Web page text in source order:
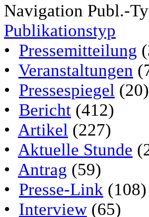
Navigation Publ.-
Publikationstyp
• Pressemitteilung
• Veranstaltungen
• Pressespiegel (20)
• Bericht (412)
• Artikel (227)
• Aktuelle Stunde
• Antrag (59)
• Presse-Link (108)
• Interview(65)